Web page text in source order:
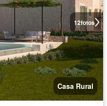
12fotos
Casa Rural